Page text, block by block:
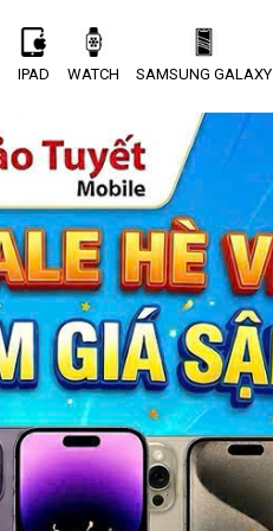
IPAD WATCH SAMSUNG GALAXY